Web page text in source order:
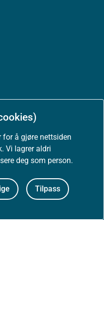
å gjøre nettsiden
Vi lagrer aldri
deg som person.
Tilpass